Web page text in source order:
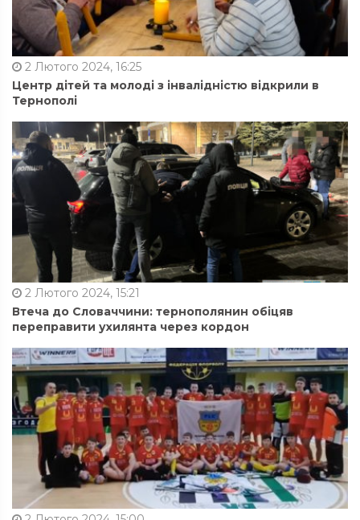
2 Лютого 2024, 16:25
Центр дітей та молоді з інвалідністю відкрили в
Тернополі
2 Лютого 2024, 15:21
Втеча до Словаччини: тернополянин обіцяв
переправити ухилянта через кордон